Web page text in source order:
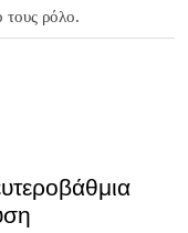
τους ρόλο.